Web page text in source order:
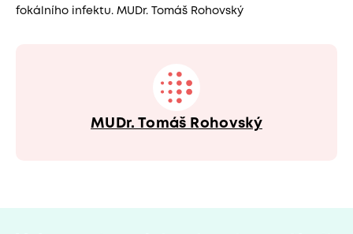
fokálního infektu. MUDr. Tomáš Rohovský
MUDr. Tomáš Rohovský